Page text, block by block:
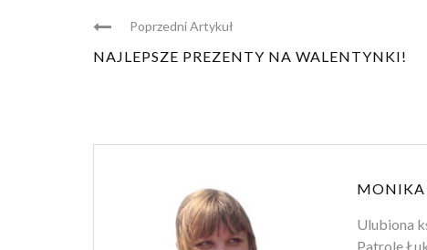
Poprzedni Artykuł
NAJLEPSZE PREZENTY NA WALENTYNKI!
MONIKA
Ulubiona
Patrole